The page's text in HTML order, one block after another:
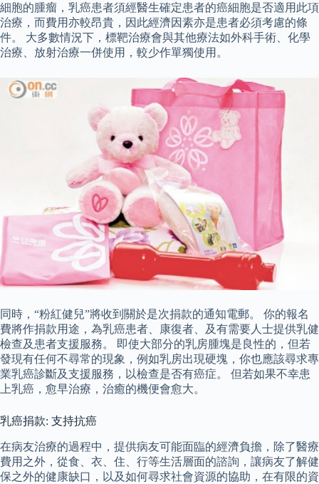
細胞的腫瘤，乳癌患者須經醫生確定患者的癌細胞是否適用此項
治療，而費用亦較昂貴，因此經濟因素亦是患者必須考慮的條
件。 大多數情況下，標靶治療會與其他療法如外科手術、化學
治療、放射治療一併使用，較少作單獨使用。
同時，“粉紅健兒”將收到關於是次捐款的通知電郵。 你的報名
費將作捐款用途，為乳癌患者、康復者、及有需要人士提供乳健
檢查及患者支援服務。 即使大部分的乳房腫塊是良性的，但若
發現有任何不尋常的現象，例如乳房出現硬塊，你也應該尋求專
業乳癌診斷及支援服務，以檢查是否有癌症。 但若如果不幸患
上乳癌，愈早治療，治癒的機便會愈大。
乳癌捐款: 支持抗癌
在病友治療的過程中，提供病友可能面臨的經濟負擔，除了醫療
費用之外，從食、衣、住、行等生活層面的諮詢，讓病友了解健
保之外的健康缺口，以及如何尋求社會資源的協助，在有限的資